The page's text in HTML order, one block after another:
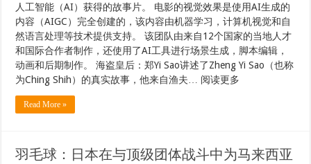
人工智能（AI）获得的故事片。 电影的视觉效果是使用AI生成的
内容（AIGC）完全创建的，该内容由机器学习，计算机视觉和自
然语言处理等技术提供支持。 该团队由来自12个国家的当地人才
和国际合作者制作，还使用了AI工具进行场景生成，脚本编辑，
动画和后期制作。 海盗皇后：郑Yi Sao讲述了Zheng Yi Sao（也称
为Ching Shih）的真实故事，他来自渔夫… 阅读更多
Read More »
羽毛球：日本在与顶级团体战斗中为马来西亚